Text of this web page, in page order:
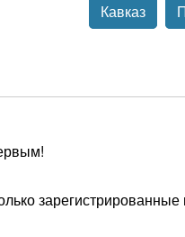
Кавказ
зарегистрированные